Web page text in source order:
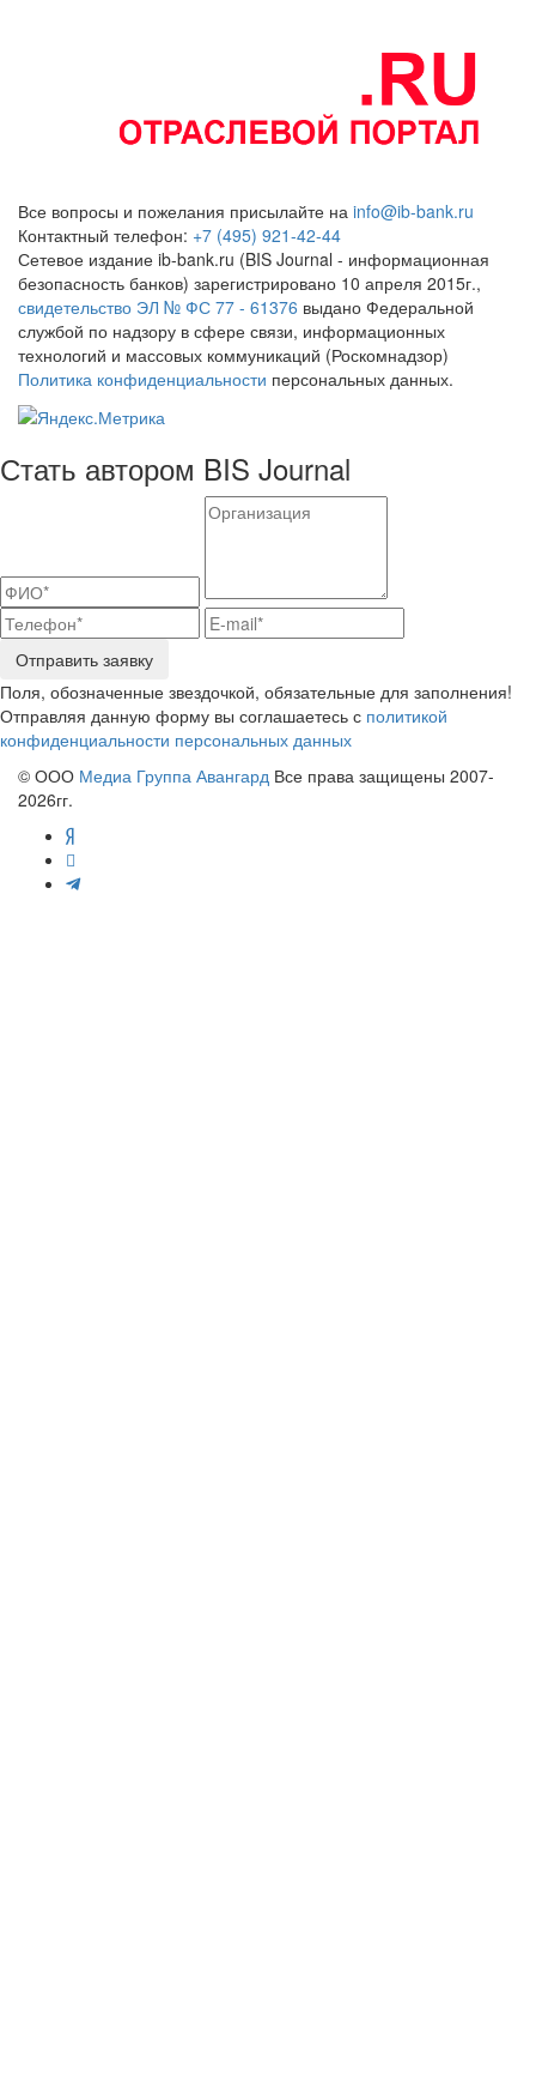
Все вопросы и пожелания присылайте на info@ib-bank.ru
Контактный телефон: +7 (495) 921-42-44
Сетевое издание ib-bank.ru (BIS Journal - информационная
безопасность банков) зарегистрировано 10 апреля 2015г.,
свидетельство ЭЛ № ФС 77 - 61376 выдано Федеральной
службой по надзору в сфере связи, информационных
технологий и массовых коммуникаций (Роскомнадзор)
Политика конфиденциальности персональных данных.
Стать автором BIS Journal
Отправить заявку
Поля, обозначенные звездочкой, обязательные для заполнения!
Отправляя данную форму вы соглашаетесь с политикой
конфиденциальности персональных данных
© ООО Медиа Группа Авангард Все права защищены 2007-
2026гг.